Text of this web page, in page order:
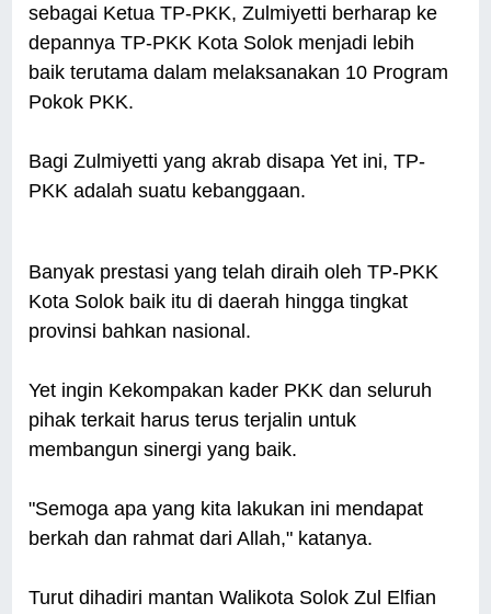
sebagai Ketua TP-PKK, Zulmiyetti berharap ke
depannya TP-PKK Kota Solok menjadi lebih
baik terutama dalam melaksanakan 10 Program
Pokok PKK.
Bagi Zulmiyetti yang akrab disapa Yet ini, TP-
PKK adalah suatu kebanggaan.
Banyak prestasi yang telah diraih oleh TP-PKK
Kota Solok baik itu di daerah hingga tingkat
provinsi bahkan nasional.
Yet ingin Kekompakan kader PKK dan seluruh
pihak terkait harus terus terjalin untuk
membangun sinergi yang baik.
"Semoga apa yang kita lakukan ini mendapat
berkah dan rahmat dari Allah," katanya.
Turut dihadiri mantan Walikota Solok Zul Elfian